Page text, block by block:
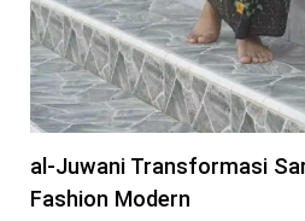
al-Juwani Transformasi
Fashion Modern